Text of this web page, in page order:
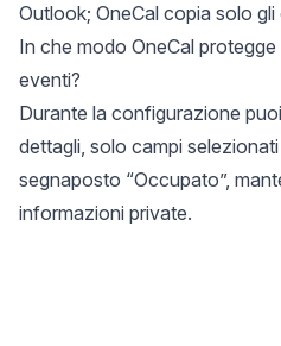
Outlook; OneCal copia solo gli
In che modo OneCal protegge
eventi?
Durante la configurazione
dettagli, solo campi
segnaposto “Occupato”,
informazioni private.